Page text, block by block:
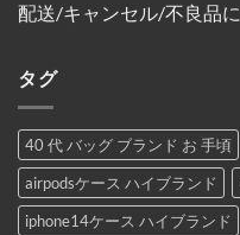
配送/キャンセル/不良品
タグ
40 代 バッグ ブランド お 手頃
airpodsケース ハイブランド
iphone14ケース ハイブランド